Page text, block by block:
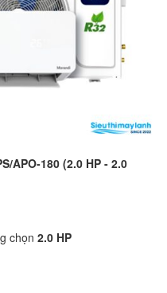
APO-180 (2.0 HP - 2.0
chọn 2.0 HP